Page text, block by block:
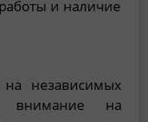
и наличие
независимых
внимание на